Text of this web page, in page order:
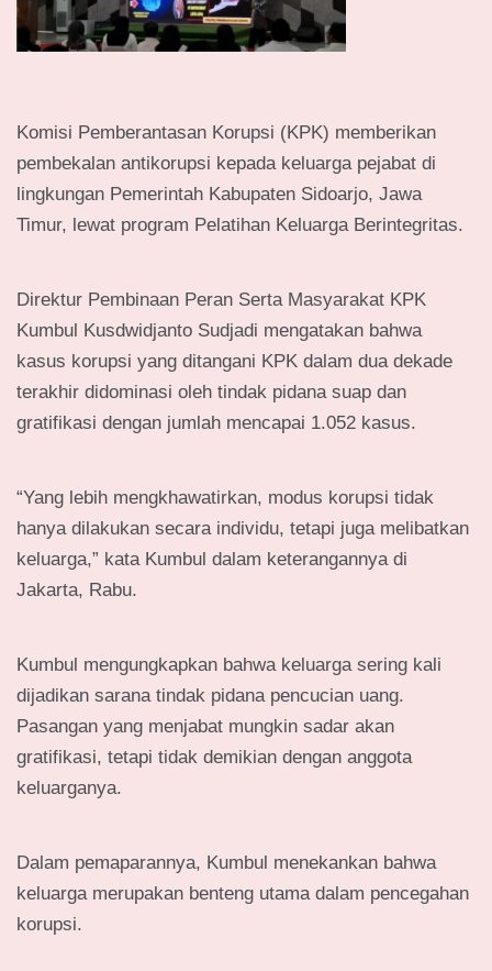
Komisi Pemberantasan Korupsi (KPK) memberikan
pembekalan antikorupsi kepada keluarga pejabat di
lingkungan Pemerintah Kabupaten Sidoarjo, Jawa
Timur, lewat program Pelatihan Keluarga Berintegritas.
Direktur Pembinaan Peran Serta Masyarakat KPK
Kumbul Kusdwidjanto Sudjadi mengatakan bahwa
kasus korupsi yang ditangani KPK dalam dua dekade
terakhir didominasi oleh tindak pidana suap dan
gratifikasi dengan jumlah mencapai 1.052 kasus.
“Yang lebih mengkhawatirkan, modus korupsi tidak
hanya dilakukan secara individu, tetapi juga melibatkan
keluarga,” kata Kumbul dalam keterangannya di
Jakarta, Rabu.
Kumbul mengungkapkan bahwa keluarga sering kali
dijadikan sarana tindak pidana pencucian uang.
Pasangan yang menjabat mungkin sadar akan
gratifikasi, tetapi tidak demikian dengan anggota
keluarganya.
Dalam pemaparannya, Kumbul menekankan bahwa
keluarga merupakan benteng utama dalam pencegahan
korupsi.